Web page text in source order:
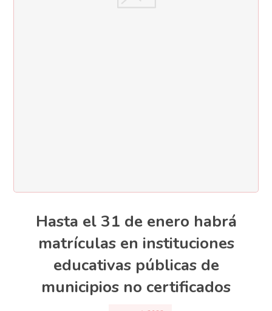
Hasta el 31 de enero habrá
matrículas en instituciones
educativas públicas de
municipios no certificados